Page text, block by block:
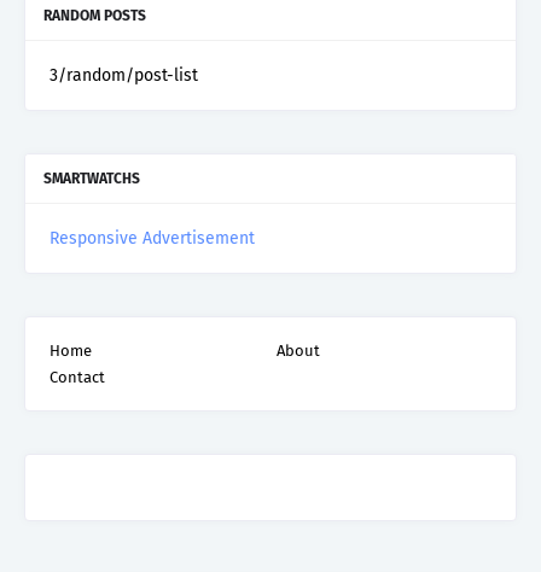
RANDOM POSTS
3/random/post-list
SMARTWATCHS
Responsive Advertisement
Home
About
Contact